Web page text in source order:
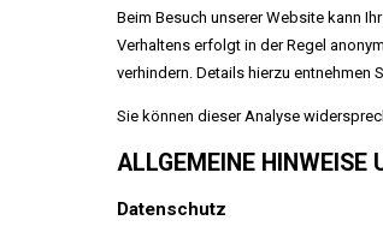
Beim Besuch unserer Website kann
Verhaltens erfolgt in der Regel
verhindern. Details hierzu entnehmen
Sie können dieser Analyse
ALLGEMEINE HINWEISE
Datenschutz